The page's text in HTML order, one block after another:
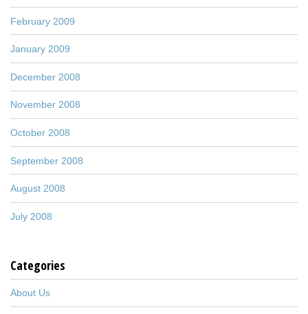
February 2009
January 2009
December 2008
November 2008
October 2008
September 2008
August 2008
July 2008
Categories
About Us